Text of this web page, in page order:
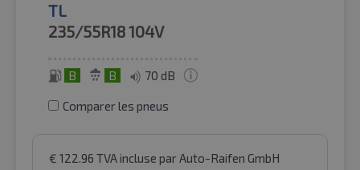
TL
235/55R18104V
B B 70 dB
Comparer les pneus
€ 122.96 TVA incluse par Auto-Raifen GmbH